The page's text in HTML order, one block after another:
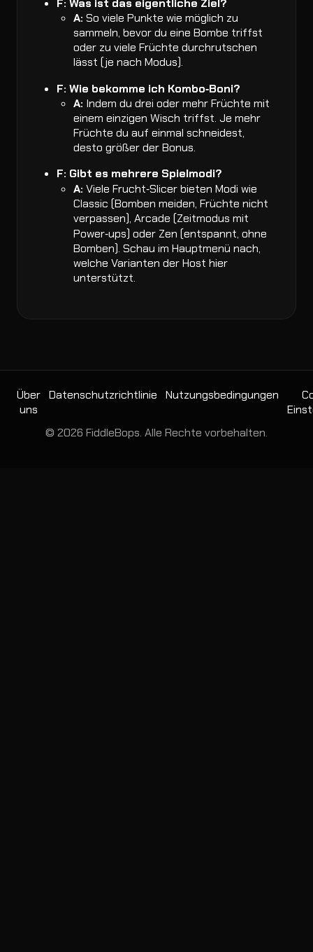
F: Was ist das eigentliche Ziel?
A: So viele Punkte wie möglich zu
sammeln, bevor du eine Bombe triffst
oder zu viele Früchte durchrutschen
lässt (je nach Modus).
F: Wie bekomme ich Kombo‑Boni?
A: Indem du drei oder mehr Früchte mit
einem einzigen Wisch triffst. Je mehr
Früchte du auf einmal schneidest,
desto größer der Bonus.
F: Gibt es mehrere Spielmodi?
A: Viele Frucht‑Slicer bieten Modi wie
Classic (Bomben meiden, Früchte nicht
verpassen), Arcade (Zeitmodus mit
Power‑ups) oder Zen (entspannt, ohne
Bomben). Schau im Hauptmenü nach,
welche Varianten der Host hier
unterstützt.
Über
uns
Datenschutzrichtlinie Nutzungsbedingungen
© 2026 FiddleBops. Alle Rechte vorbehalten.